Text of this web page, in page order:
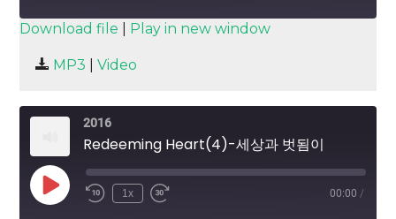
SUBSCRIBE
RSS FEED
SHARE
Download file Play in new window
MP3 Video
2016
Redeeming Heart(4)-세상과 벗됨이
Play
Episode
1x 00:00 /